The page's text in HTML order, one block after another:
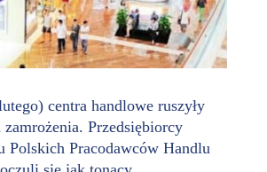
centra handlowe ruszyły
Przedsiębiorcy
Polskich Pracodawców Handlu